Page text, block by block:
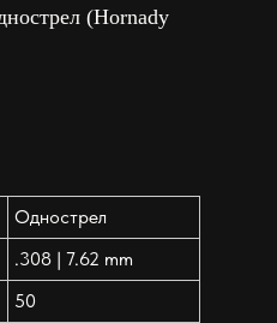
(Hornady
Однострел
.308 | 7.62 mm
50